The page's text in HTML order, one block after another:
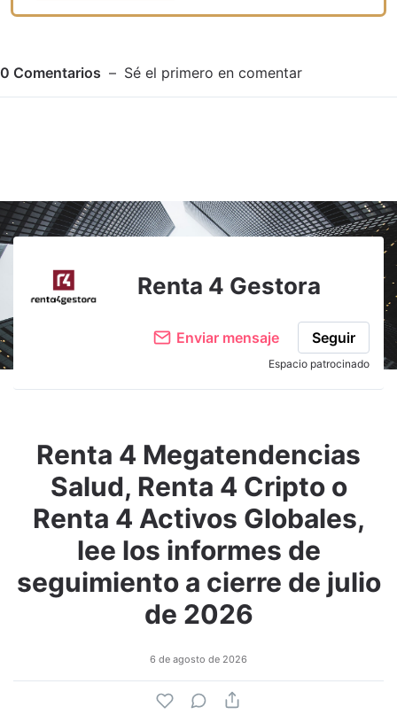
0 Comentarios Sé el primero en comentar
Adjuntar imagen Comentar
Renta 4 Gestora
Enviar mensaje Seguir
Espacio patrocinado
Renta 4 Megatendencias
Salud, Renta 4 Cripto o
Renta 4 Activos Globales,
lee los informes de
seguimiento a cierre de julio
de 2026
6 de agosto de 2026